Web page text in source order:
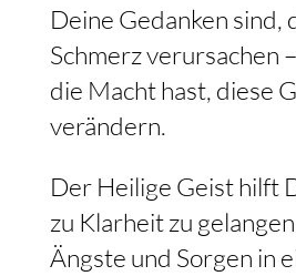
Deine Gedanken sind,
Schmerz verursachen
die Macht hast, diese
verändern.
Der Heilige Geist hilft
zu Klarheit zu
Ängste und Sorgen in